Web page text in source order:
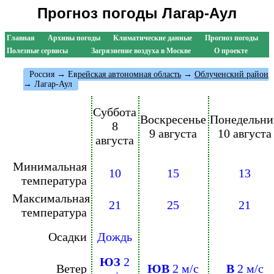
Прогноз погоды Лагар-Аул
Главная Архивы погоды Климатические данные
Прогноз погоды
Полезные сервисы
Загрязнение воздуха в Москве О проекте
Россия → Еврейская автономная область → Облученский район
→ Лагар-Аул
Суббота
8
августа
Воскресенье
9 августа
10 августа
Минимальная
температура
10 15
13
Максимальная
температура
21 25 21
Осадки Дождь
Ветер ЮЗ 2
ЮВ 2 м/с В2 м/с